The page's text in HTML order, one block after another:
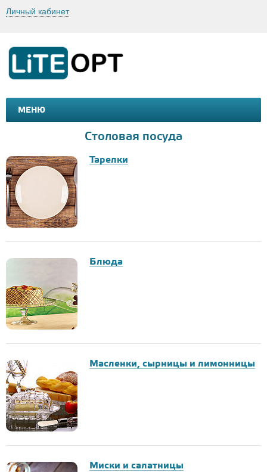
Личный кабинет
МЕНЮ
МАШИНКИ И МОТОЦИКЛЫ
Столовая посуда
Тарелки
Блюда
Масленки, сырницы и лимонницы
Миски и салатницы